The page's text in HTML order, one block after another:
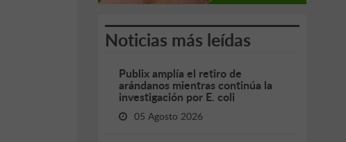
Noticias más leídas
Publix amplía el retiro de
arándanos mientras continúa la
investigación por E. coli
05 Agosto 2026